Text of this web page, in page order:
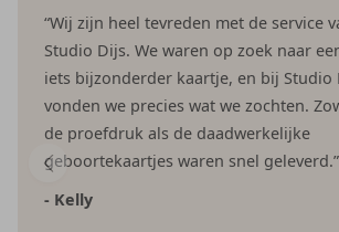
“Wij zijn heel tevreden met de service
Studio Dijs. We waren op zoek naar
iets bijzonderder kaartje, en bij Studio
vonden we precies wat we zochten.
de proefdruk als de daadwerkelijke
geboortekaartjes waren snel geleverd.”
- Kelly